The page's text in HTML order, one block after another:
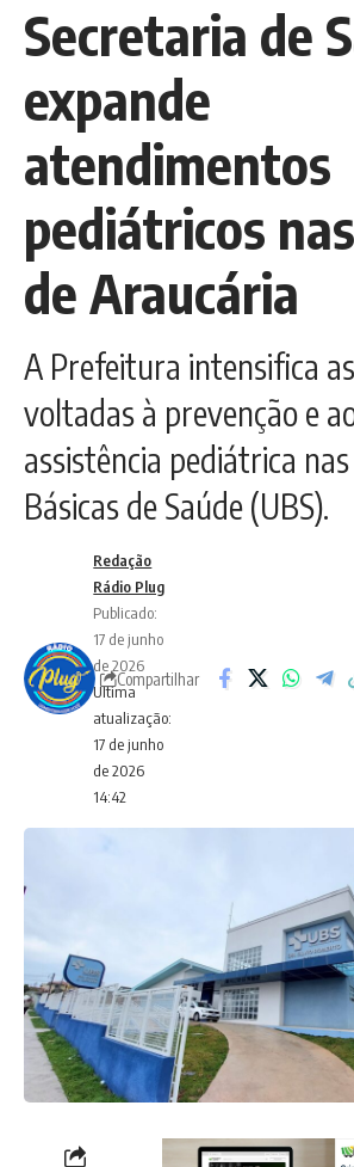
Secretaria de
expande
atendimentos
pediátricos
de Araucária
A Prefeitura intensifica
voltadas à prevenção e
assistência pediátrica
Básicas de Saúde (UBS).
Ultima
atualização:
17 de junho
de 2026
14:42
Redação
Rádio Plug
Publicado:
17 de junho
de 2026
Compartilhar